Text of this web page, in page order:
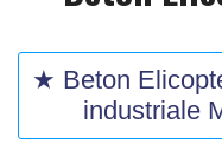
★ Beton
industriale